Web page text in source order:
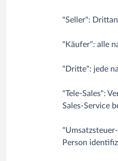
"Seller":
"Käufer": alle
"Dritte": jede
"Tele-Sales":
Sales-Service
Person